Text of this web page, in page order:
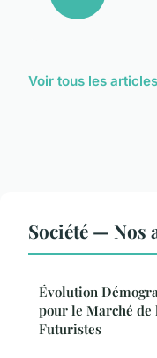
Voir tous les
Société — Nos
Évolution
pour le Marché de
Futuristes